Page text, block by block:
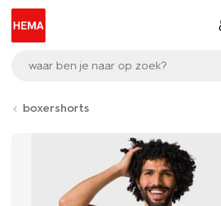
waar ben je naar op zoek?
boxershorts